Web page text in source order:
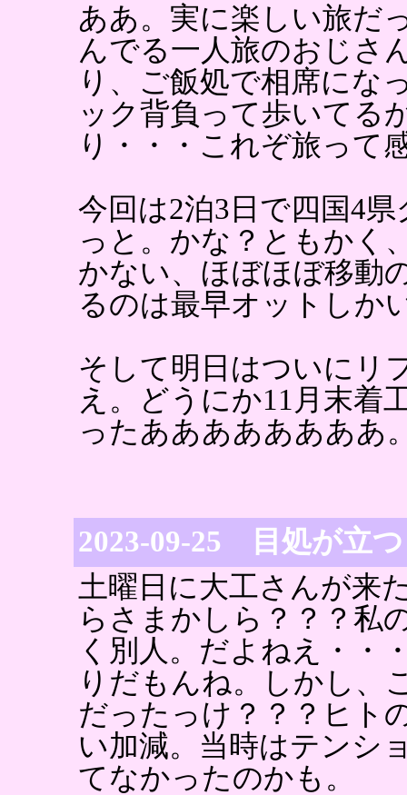
ああ。実に楽しい旅だ
んでる一人旅のおじさ
り、ご飯処で相席にな
ック背負って歩いてる
り・・・これぞ旅って
今回は2泊3日で四国4
っと。かな？ともかく
かない、ほぼほぼ移動
るのは最早オットしか
そして明日はついにリ
え。どうにか11月末着
ったああああああああ
2023-09-25 目処が立つ
土曜日に大工さんが来
らさまかしら？？？私
く別人。だよねえ・・
りだもんね。しかし、
だったっけ？？？ヒト
い加減。当時はテンシ
てなかったのかも。